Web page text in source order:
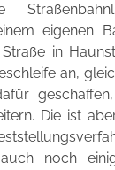
eigenen
in
an,
Die ist
noch